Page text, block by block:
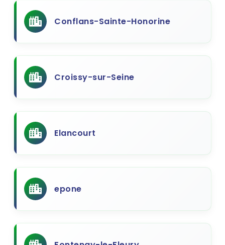
Conflans-Sainte-Honorine
Croissy-sur-Seine
Elancourt
epone